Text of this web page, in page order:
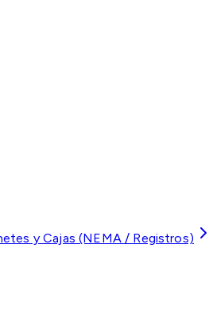
y Cajas (NEMA / Registros)